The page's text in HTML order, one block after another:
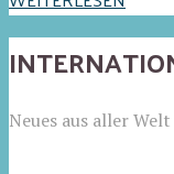
Neues aus aller Welt